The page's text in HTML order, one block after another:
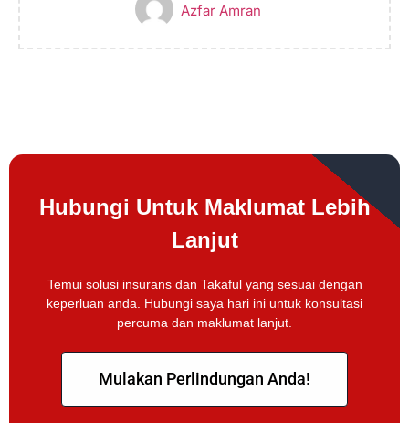
Azfar Amran
Hubungi Untuk Maklumat Lebih
Lanjut
Temui solusi insurans dan Takaful yang sesuai dengan
keperluan anda. Hubungi saya hari ini untuk konsultasi
percuma dan maklumat lanjut.
Mulakan Perlindungan Anda!